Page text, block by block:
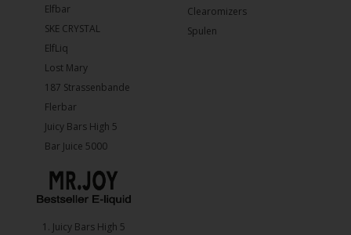
Clearomizers
Spulen
Elfbar
SKE CRYSTAL
ElfLiq
Lost Mary
187 Strassenbande
Flerbar
Juicy Bars High 5
Bar Juice 5000
1.⁠ ⁠Juicy Bars High 5